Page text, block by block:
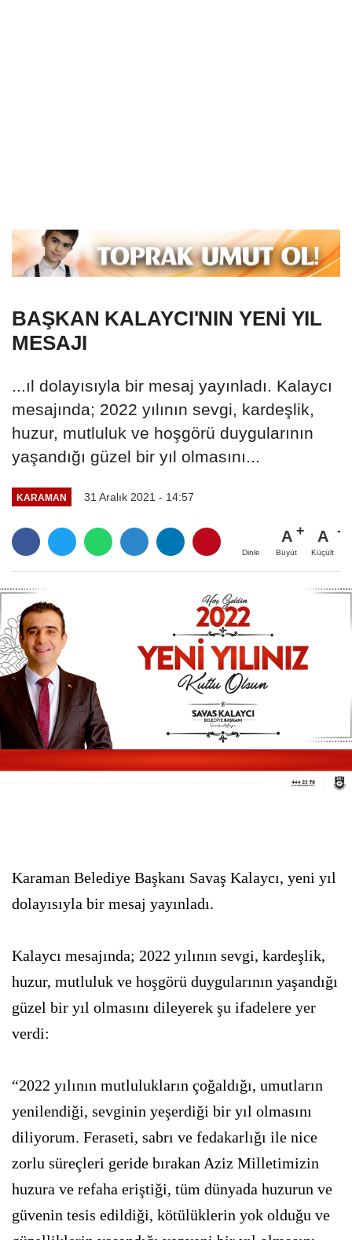
BAŞKAN KALAYCI'NIN YENİ YIL
MESAJI
...ıl dolayısıyla bir mesaj yayınladı. Kalaycı
mesajında; 2022 yılının sevgi, kardeşlik,
huzur, mutluluk ve hoşgörü duygularının
yaşandığı güzel bir yıl olmasını...
KARAMAN 31 Aralık 2021 - 14:57
Dinle
A
Büyüt
A
Küçült
Karaman Belediye Başkanı Savaş Kalaycı, yeni yıl
dolayısıyla bir mesaj yayınladı.
Kalaycı mesajında; 2022 yılının sevgi, kardeşlik,
huzur, mutluluk ve hoşgörü duygularının yaşandığı
güzel bir yıl olmasını dileyerek şu ifadelere yer
verdi:
“2022 yılının mutlulukların çoğaldığı, umutların
yenilendiği, sevginin yeşerdiği bir yıl olmasını
diliyorum. Feraseti, sabrı ve fedakarlığı ile nice
zorlu süreçleri geride bırakan Aziz Milletimizin
huzura ve refaha eriştiği, tüm dünyada huzurun ve
güvenin tesis edildiği, kötülüklerin yok olduğu ve